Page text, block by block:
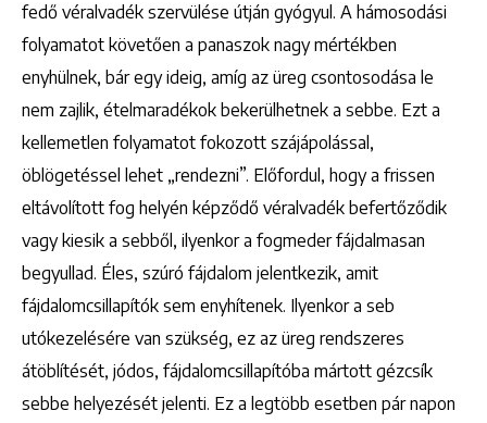
fedő véralvadék szervülése útján gyógyul. A hámosodási
folyamatot követően a panaszok nagy mértékben
enyhülnek, bár egy ideig, amíg az üreg csontosodása le
nem zajlik, ételmaradékok bekerülhetnek a sebbe. Ezt a
kellemetlen folyamatot fokozott szájápolással,
öblögetéssel lehet „rendezni”. Előfordul, hogy a frissen
eltávolított fog helyén képződő véralvadék befertőződik
vagy kiesik a sebből, ilyenkor a fogmeder fájdalmasan
begyullad. Éles, szúró fájdalom jelentkezik, amit
fájdalomcsillapítók sem enyhítenek. Ilyenkor a seb
utókezelésére van szükség, ez az üreg rendszeres
átöblítését, jódos, fájdalomcsillapítóba mártott gézcsík
sebbe helyezését jelenti. Ez a legtöbb esetben pár napon